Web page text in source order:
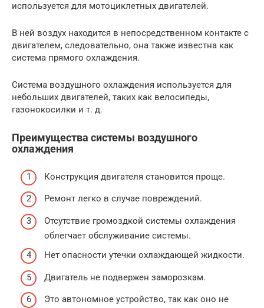
используется для мотоциклетных двигателей.
В ней воздух находится в непосредственном контакте с
двигателем, следовательно, она также известна как
система прямого охлаждения.
Система воздушного охлаждения используется для
небольших двигателей, таких как велосипеды,
газонокосилки и т. д.
Преимущества системы воздушного
охлаждения
Конструкция двигателя становится проще.
Ремонт легко в случае повреждений.
Отсутствие громоздкой системы охлаждения
облегчает обслуживание системы.
Нет опасности утечки охлаждающей жидкости.
Двигатель не подвержен заморозкам.
Это автономное устройство, так как оно не